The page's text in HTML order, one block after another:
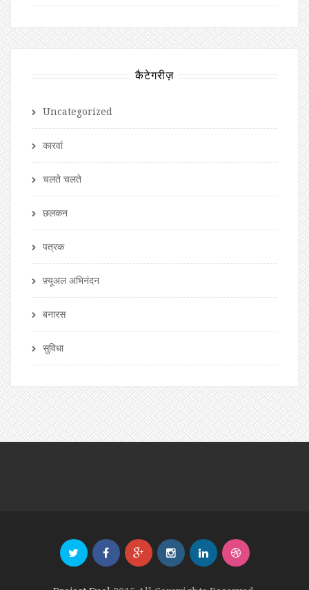
कैटेगरीज़
Uncategorized
कारवां
चलते चलते
छलकन
पत्रक
फ़्यूअल अभिनंदन
बनारस
सुविधा